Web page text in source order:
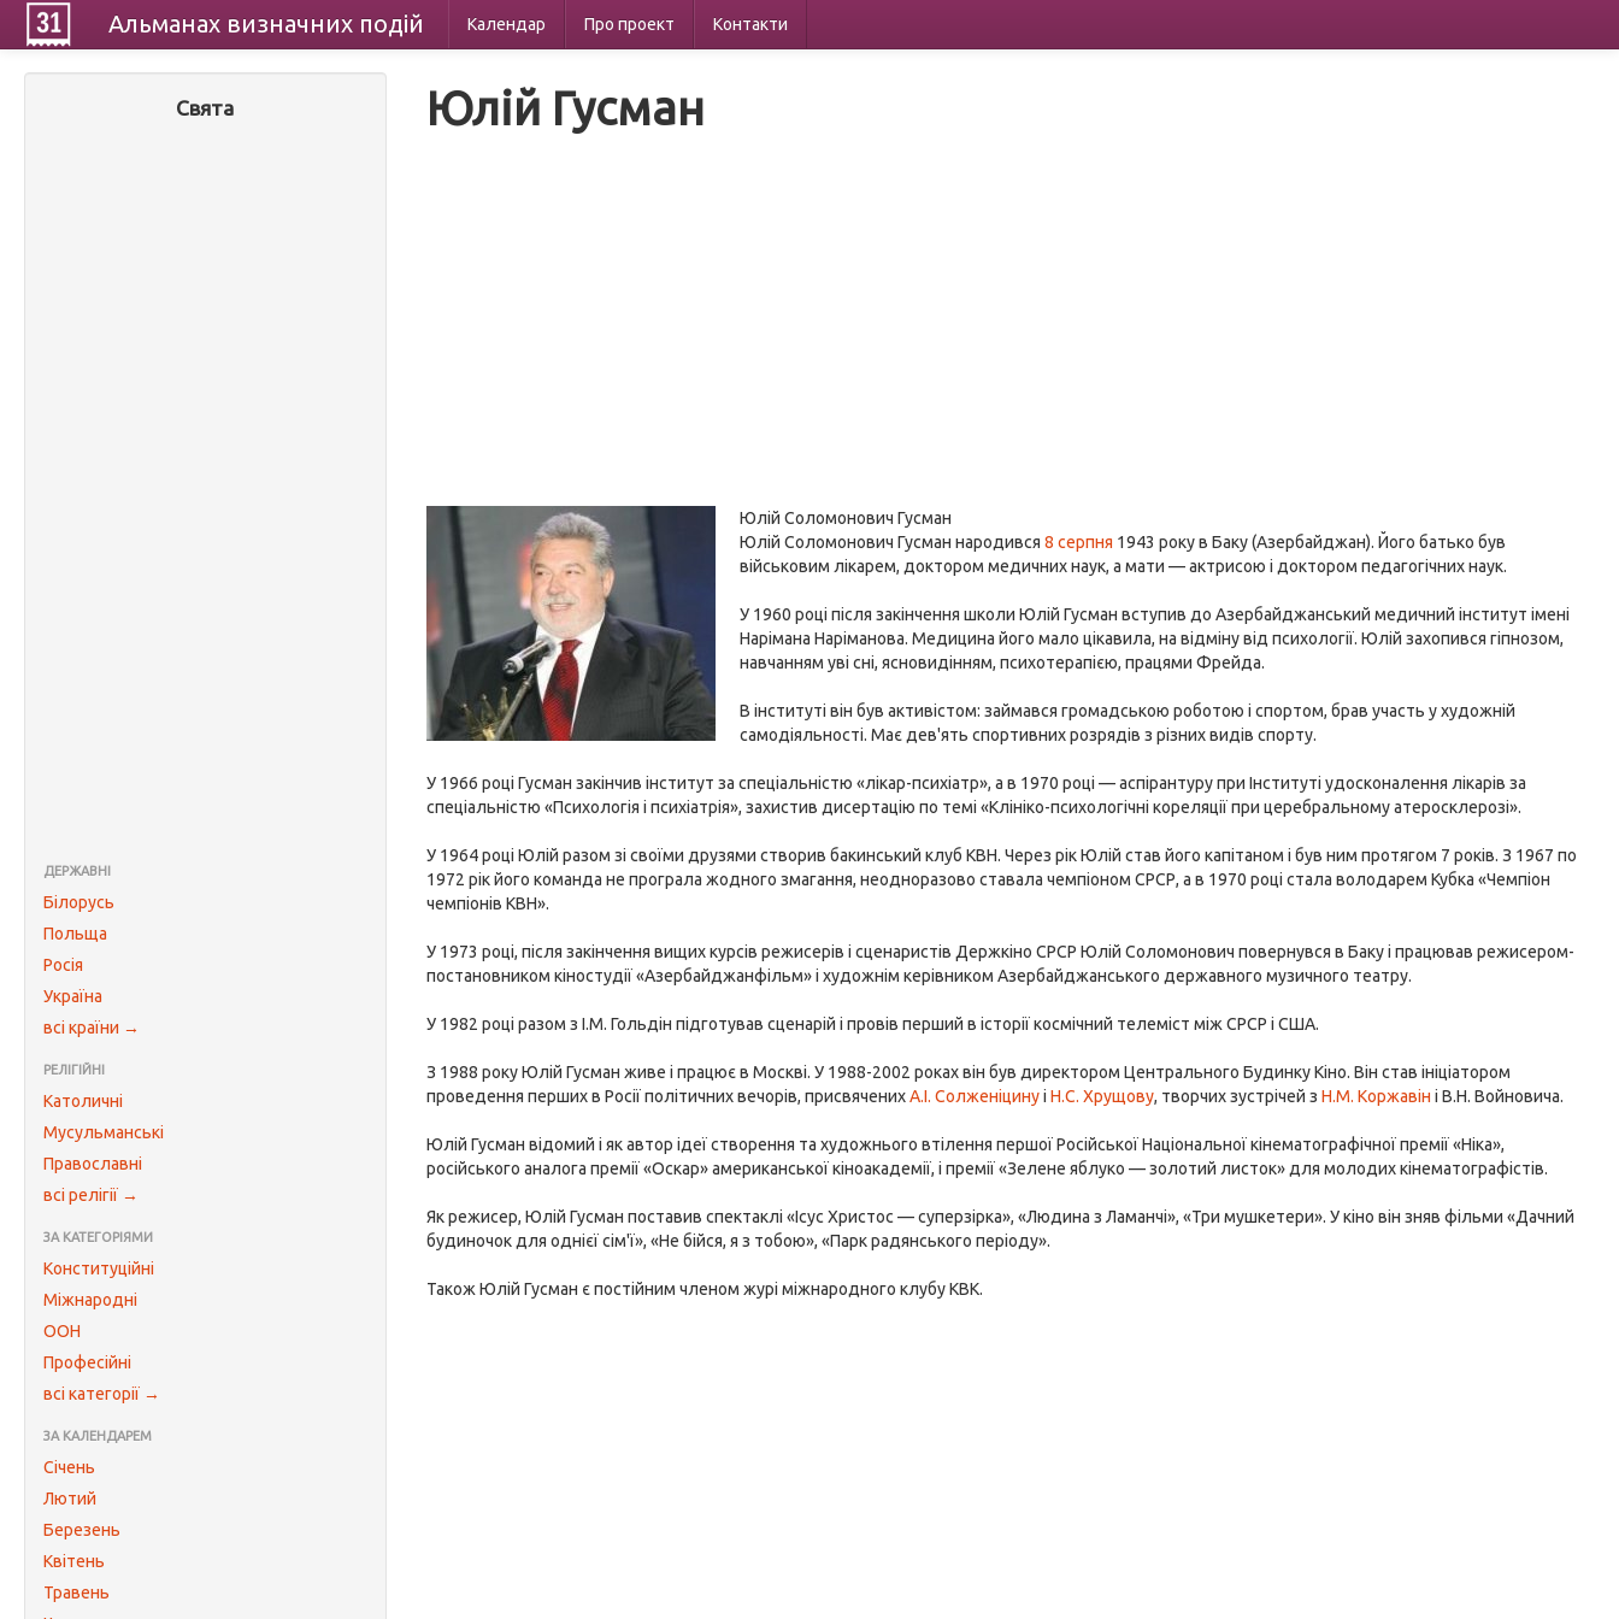
Альманах визначних подій Календар Про проект Контакти
Свята
ДЕРЖАВНІ
Білорусь
Польща
Росія
Україна
всі країни →
РЕЛІГІЙНІ
Католичні
Мусульманські
Православні
всі релігії →
ЗА КАТЕГОРІЯМИ
Конституційні
Міжнародні
ООН
Професійні
всі категорії →
ЗА КАЛЕНДАРЕМ
Січень
Лютий
Березень
Квітень
Травень
Юлій Гусман
Юлій Соломонович Гусман
Юлій Соломонович Гусман народився8 серпня 1943 року в Баку (Азербайджан). Його батько був
військовим лікарем, доктором медичних наук, а мати — актрисою і доктором педагогічних наук.
У 1960 році після закінчення школи Юлій Гусман вступив до Азербайджанський медичний інститут імені
Нарімана Наріманова. Медицина його мало цікавила, на відміну від психології. Юлій захопився гіпнозом,
навчанням уві сні, ясновидінням, психотерапією, працями Фрейда.
В інституті він був активістом: займався громадською роботою і спортом, брав участь у художній
самодіяльності. Має дев'ять спортивних розрядів з різних видів спорту.
У 1966 році Гусман закінчив інститут за спеціальністю «лікар-психіатр», а в 1970 році — аспірантуру при Інституті удосконалення лікарів за
спеціальністю «Психологія і психіатрія», захистив дисертацію по темі «Клініко-психологічні кореляції при церебральному атеросклерозі».
У 1964 році Юлій разом зі своїми друзями створив бакинський клуб КВН. Через рік Юлій став його капітаном і був ним протягом 7 років. З 1967 по
1972 рік його команда не програла жодного змагання, неодноразово ставала чемпіоном СРСР, а в 1970 році стала володарем Кубка «Чемпіон
чемпіонів КВН».
У 1973 році, після закінчення вищих курсів режисерів і сценаристів Держкіно СРСР Юлій Соломонович повернувся в Баку і працював режисером-
постановником кіностудії «Азербайджанфільм» і художнім керівником Азербайджанського державного музичного театру.
У 1982 році разом з І.М. Гольдін підготував сценарій і провів перший в історії космічний телеміст між СРСР і США.
З 1988 року Юлій Гусман живе і працює в Москві. У 1988-2002 роках він був директором Центрального Будинку Кіно. Він став ініціатором
проведення перших в Росії політичних вечорів, присвяченихА.І. СолженіцинуіН.С. Хрущову, творчих зустрічей зН.М. Коржавін і В.Н. Войновича.
Юлій Гусман відомий і як автор ідеї створення та художнього втілення першої Російської Національної кінематографічної премії «Ніка»,
російського аналога премії «Оскар» американської кіноакадемії, і премії «Зелене яблуко — золотий листок» для молодих кінематографістів.
Як режисер, Юлій Гусман поставив спектаклі «Ісус Христос — суперзірка», «Людина з Ламанчі», «Три мушкетери». У кіно він зняв фільми «Дачний
будиночок для однієї сім'ї», «Не бійся, я з тобою», «Парк радянського періоду».
Також Юлій Гусман є постійним членом журі міжнародного клубу КВК.